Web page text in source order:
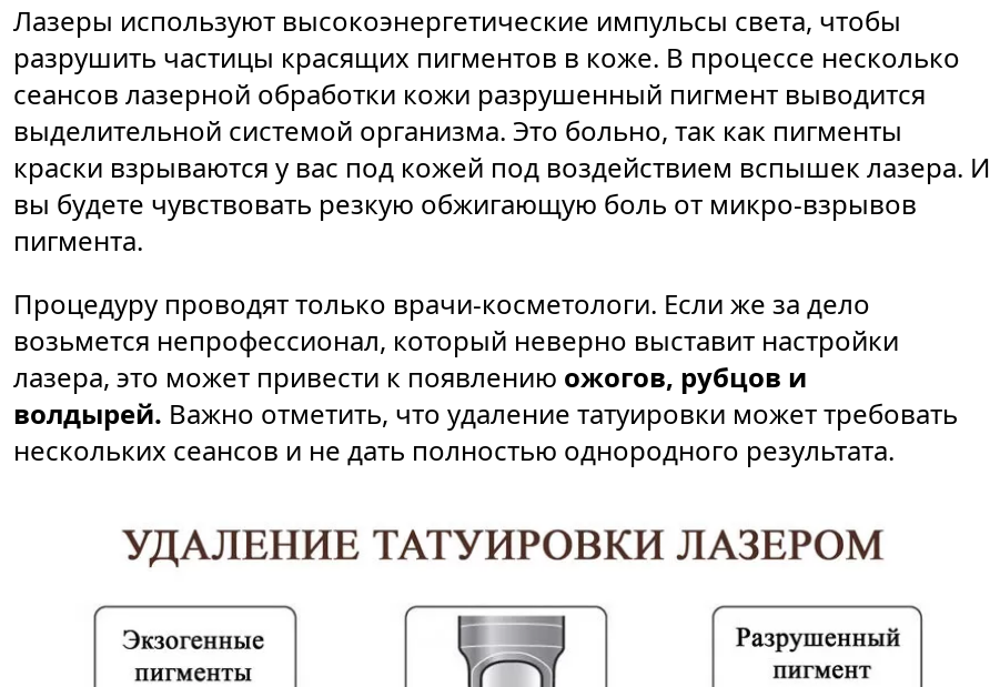
Лазеры используют высокоэнергетические импульсы света, чтобы
разрушить частицы красящих пигментов в коже. В процессе несколько
сеансов лазерной обработки кожи разрушенный пигмент выводится
выделительной системой организма. Это больно, так как пигменты
краски взрываются у вас под кожей под воздействием вспышек лазера. И
вы будете чувствовать резкую обжигающую боль от микро-взрывов
пигмента.
Процедуру проводят только врачи-косметологи. Если же за дело
возьмется непрофессионал, который неверно выставит настройки
лазера, это может привести к появлению ожогов, рубцов и
волдырей. Важно отметить, что удаление татуировки может требовать
нескольких сеансов и не дать полностью однородного результата.